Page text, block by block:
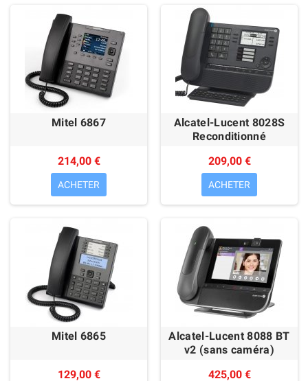
Mitel 6867
214,00 €
ACHETER
Alcatel-Lucent 8028S
Reconditionné
209,00 €
ACHETER
Mitel 6865
129,00 €
Alcatel-Lucent 8088 BT
v2 (sans caméra)
425,00 €